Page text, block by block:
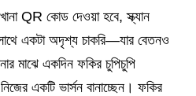
QR কোড দেওয়া হবে, স্ক্যান
একটা অদৃশ্য চাকরি—যার বেতনও
একদিন ফকির চুপিচুপি
একটি ভার্সন বানাচ্ছেন। ফকির